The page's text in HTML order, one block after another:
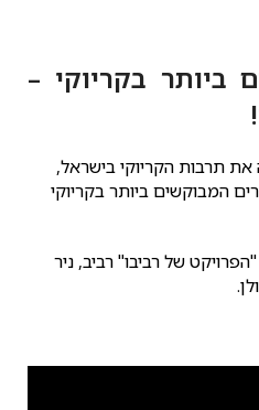
ביותר בקריוקי –
תרבות הקריוקי בישראל,
המבוקשים ביותר בקריוקי
של רביבו" רביב, ניר